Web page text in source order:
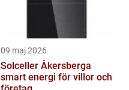
09 maj 2026
Solceller Åkersberga
smart energi för villor och